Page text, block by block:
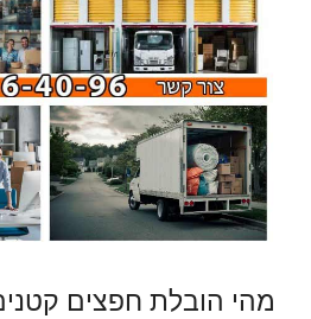
מהי הובלת חפצים